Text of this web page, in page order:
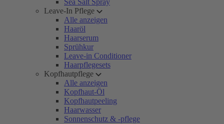
Sea Salt Spray
Leave-In Pflege
Alle anzeigen
Haaröl
Haarserum
Sprühkur
Leave-in Conditioner
Haarpflegesets
Kopfhautpflege
Alle anzeigen
Kopfhaut-Öl
Kopfhautpeeling
Haarwasser
Sonnenschutz & -pflege